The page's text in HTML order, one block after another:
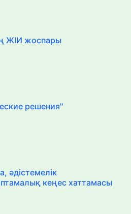
ЖІИ жоспары
решения"
әдістемелік
кеңес хаттамасы